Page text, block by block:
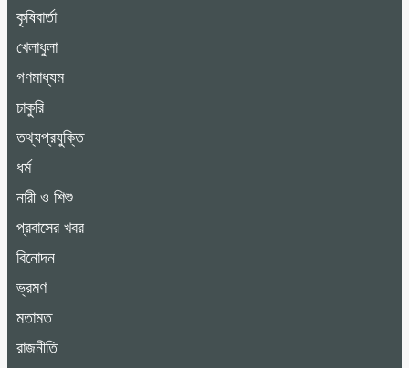
কৃষিবার্তা
খেলাধুলা
গণমাধ্যম
চাকুরি
তথ্যপ্রযুক্তি
ধর্ম
নারী ও শিশু
প্রবাসের খবর
বিনোদন
ভ্রমণ
মতামত
রাজনীতি